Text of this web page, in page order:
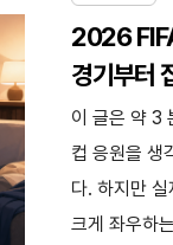
2026
경기부터
하고 재미
이 글은 약 3
컵 응원을 생
다. 하지만
크게 좌우하